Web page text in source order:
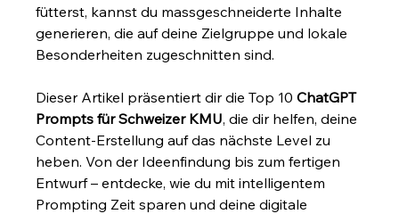
fütterst, kannst du massgeschneiderte Inhalte
generieren, die auf deine Zielgruppe und lokale
Besonderheiten zugeschnitten sind.
Dieser Artikel präsentiert dir die Top 10 ChatGPT
Prompts für Schweizer KMU, die dir helfen, deine
Content-Erstellung auf das nächste Level zu
heben. Von der Ideenfindung bis zum fertigen
Entwurf – entdecke, wie du mit intelligentem
Prompting Zeit sparen und deine digitale